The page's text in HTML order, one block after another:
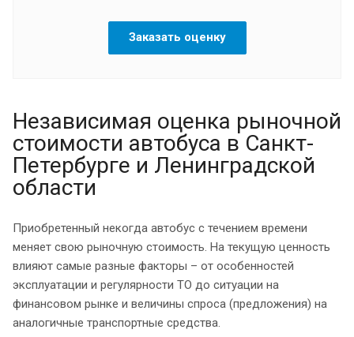
Заказать оценку
Независимая оценка рыночной
стоимости автобуса в Санкт-
Петербурге и Ленинградской
области
Приобретенный некогда автобус с течением времени
меняет свою рыночную стоимость. На текущую ценность
влияют самые разные факторы – от особенностей
эксплуатации и регулярности ТО до ситуации на
финансовом рынке и величины спроса (предложения) на
аналогичные транспортные средства.